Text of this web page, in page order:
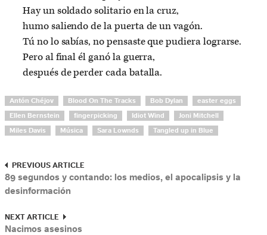
Hay un soldado solitario en la cruz,
humo saliendo de la puerta de un vagón.
Tú no lo sabías, no pensaste que pudiera lograrse.
Pero al final él ganó la guerra,
después de perder cada batalla.
Antón Chéjov Blood On The Tracks Bob Dylan easter eggs
Ellen Bernstein fingerpicking Idiot Wind Joni Mitchell
Miles Davis Música Sara Lownds Tangled up in Blue
PREVIOUS ARTICLE
89 segundos y contando: los medios, el apocalipsis y la
desinformación
NEXT ARTICLE
Nacimos asesinos